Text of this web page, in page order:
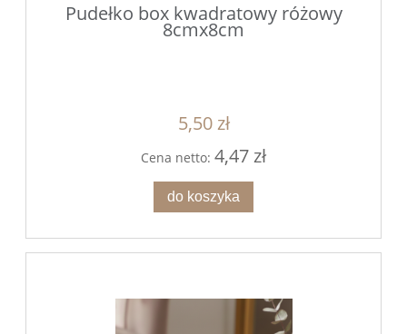
Pudełko box kwadratowy różowy
8cmx8cm
5,50 zł
Cena netto: 4,47 zł
do koszyka